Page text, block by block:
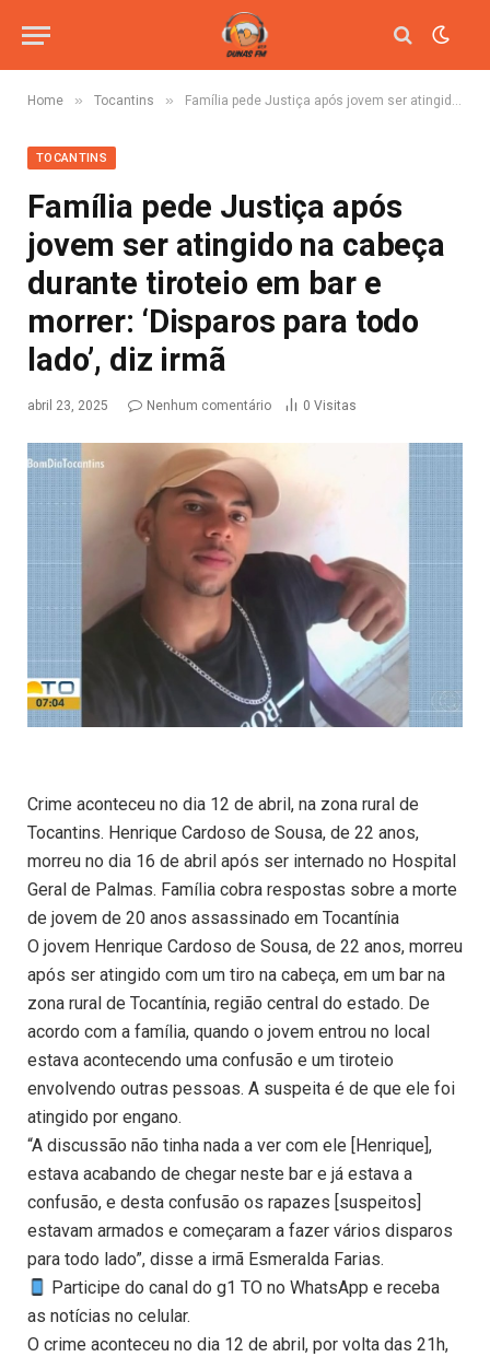
Home » Tocantins » Família pede Justiça após jovem ser atingido na cabeça durante tiroteio em bar e morrer: ‘Disparos para todo lado’, diz irmã
TOCANTINS
Família pede Justiça após
jovem ser atingido na cabeça
durante tiroteio em bar e
morrer: ‘Disparos para todo
lado’, diz irmã
abril 23, 2025 Nenhum comentário 0 Visitas
Crime aconteceu no dia 12 de abril, na zona rural de
Tocantins. Henrique Cardoso de Sousa, de 22 anos,
morreu no dia 16 de abril após ser internado no Hospital
Geral de Palmas. Família cobra respostas sobre a morte
de jovem de 20 anos assassinado em Tocantínia
O jovem Henrique Cardoso de Sousa, de 22 anos, morreu
após ser atingido com um tiro na cabeça, em um bar na
zona rural de Tocantínia, região central do estado. De
acordo com a família, quando o jovem entrou no local
estava acontecendo uma confusão e um tiroteio
envolvendo outras pessoas. A suspeita é de que ele foi
atingido por engano.
“A discussão não tinha nada a ver com ele [Henrique],
estava acabando de chegar neste bar e já estava a
confusão, e desta confusão os rapazes [suspeitos]
estavam armados e começaram a fazer vários disparos
para todo lado”, disse a irmã Esmeralda Farias.
Participe do canal do g1 TO no WhatsApp e receba
as notícias no celular.
O crime aconteceu no dia 12 de abril, por volta das 21h,